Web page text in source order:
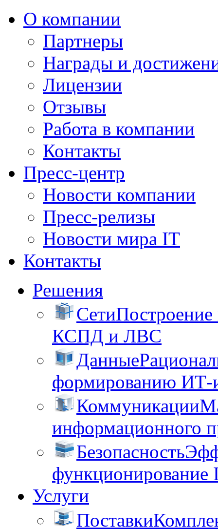
О компании
Партнеры
Награды и
Лицензии
Отзывы
Работа в компании
Контакты
Пресс-центр
Новости компании
Пресс-релизы
Новости мира IT
Контакты
Решения
Сети
КСПД и ЛВС
Данные
формированию ИТ-
Коммуникации
информационного
Безопасность
функционирование
Услуги
Поставки